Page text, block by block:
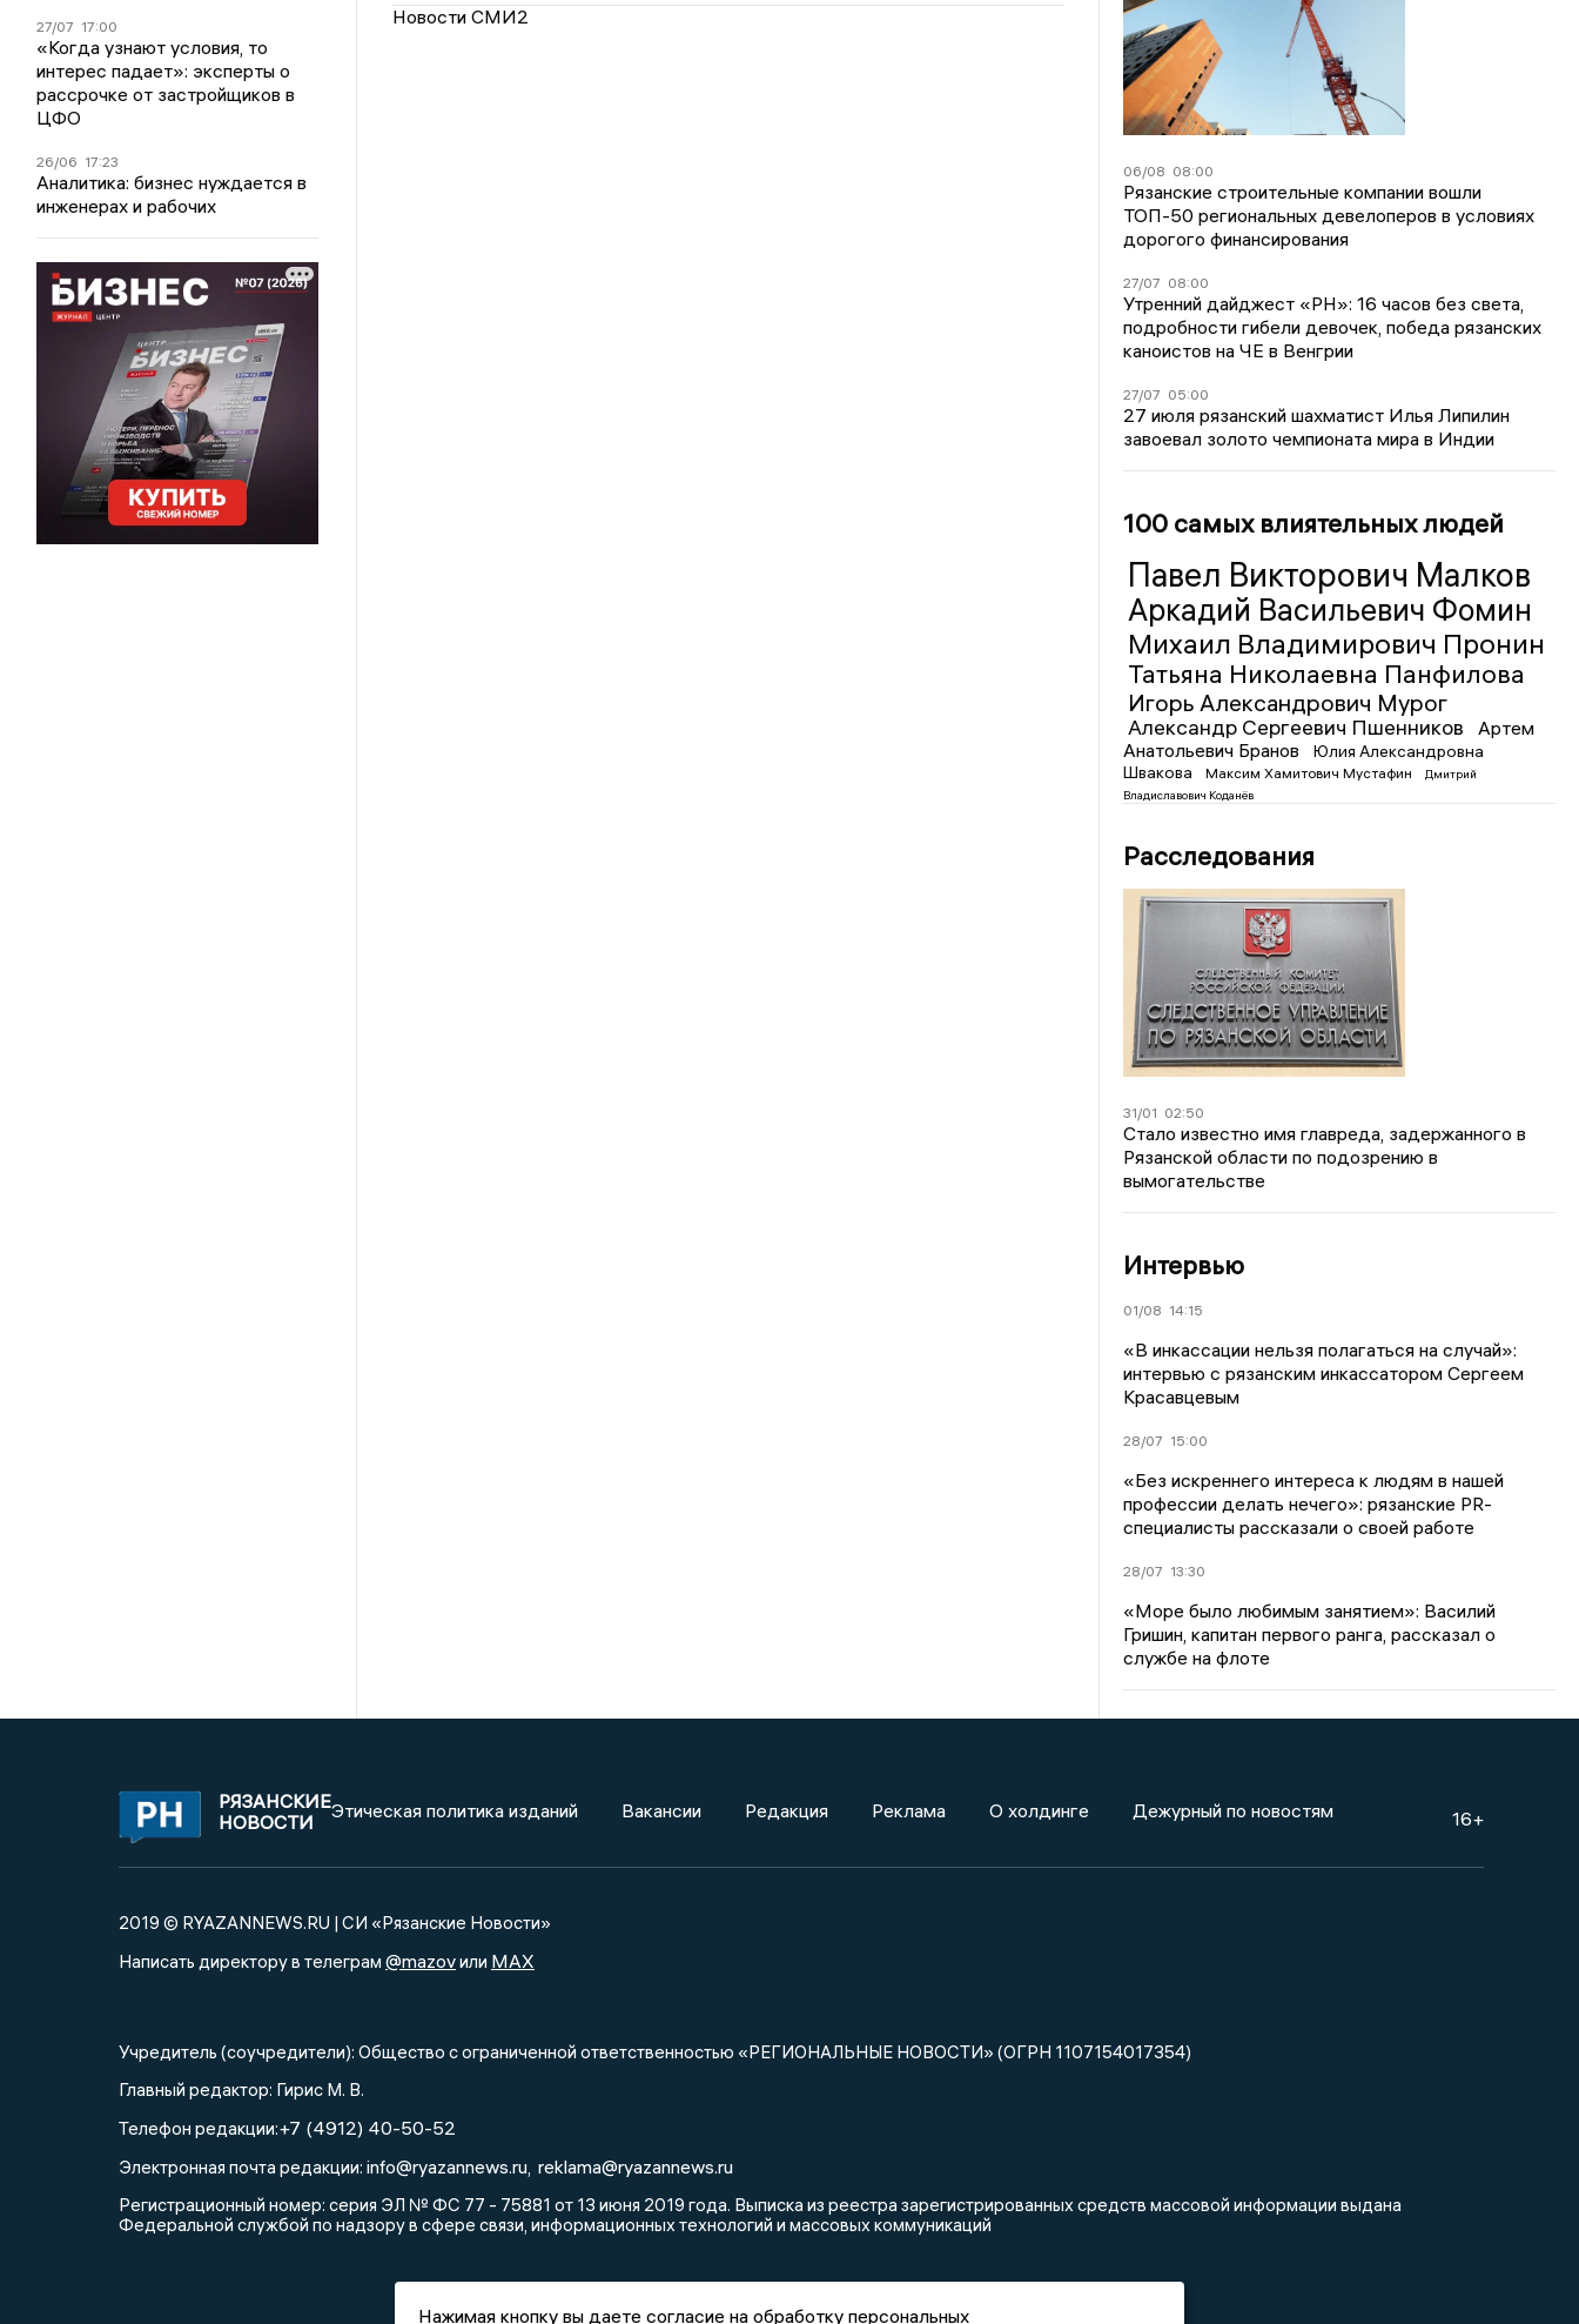
27/07 17:00
«Когда узнают условия, то
интерес падает»: эксперты о
рассрочке от застройщиков в
ЦФО
26/06 17:23
Аналитика: бизнес нуждается в
инженерах и рабочих
Новости СМИ2
06/08 08:00
Рязанские строительные компании вошли
ТОП-50 региональных девелоперов в условиях
дорогого финансирования
27/07 08:00
Утренний дайджест «РН»: 16 часов без света,
подробности гибели девочек, победа рязанских
каноистов на ЧЕ в Венгрии
27/07 05:00
27 июля рязанский шахматист Илья Липилин
завоевал золото чемпионата мира в Индии
100 самых влиятельных людей
Павел Викторович Малков
Аркадий Васильевич Фомин
Михаил Владимирович Пронин
Татьяна Николаевна Панфилова
Игорь Александрович Мурог
Александр Сергеевич Пшенников
Артем
Анатольевич Бранов
Юлия Александровна
Швакова
Максим Хамитович Мустафин
Дмитрий
Владиславович Коданёв
Расследования
31/01 02:50
Стало известно имя главреда, задержанного в
Рязанской области по подозрению в
вымогательстве
Интервью
01/08 14:15
«В инкассации нельзя полагаться на случай»:
интервью с рязанским инкассатором Сергеем
Красавцевым
28/07 15:00
«Без искреннего интереса к людям в нашей
профессии делать нечего»: рязанские PR-
специалисты рассказали о своей работе
28/07 13:30
«Море было любимым занятием»: Василий
Гришин, капитан первого ранга, рассказал о
службе на флоте
РЯЗАНСКИЕ
НОВОСТИ
Этическая политика изданий Вакансии Редакция Реклама О холдинге Дежурный по новостям 16+
2019 © RYAZANNEWS.RU | СИ «Рязанские Новости»
Написать директору в телеграм @mazovили MAX
Учредитель (соучредители): Общество с ограниченной ответственностью «РЕГИОНАЛЬНЫЕ НОВОСТИ» (ОГРН 1107154017354)
Главный редактор: Гирис М. В.
Телефон редакции:+7 (4912) 40-50-52
Электронная почта редакции: info@ryazannews.ru reklama@ryazannews.ru
Регистрационный номер: серия ЭЛ № ФС 77 - 75881 от 13 июня 2019 года. Выписка из реестра зарегистрированных средств массовой информации выдана
Федеральной службой по надзору в сфере связи, информационных технологий и массовых коммуникаций
Нажимая кнопку вы даете согласие на обработку персональных